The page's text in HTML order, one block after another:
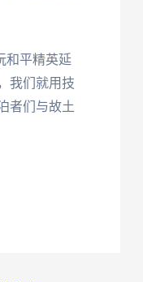
和平精英延
我们就用技
者们与故土